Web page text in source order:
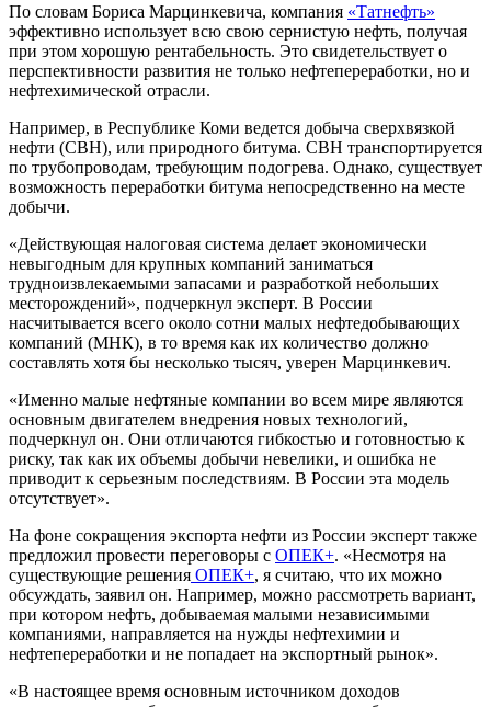
По словам Бориса Марцинкевича, компания «Татнефть»
эффективно использует всю свою сернистую нефть, получая
при этом хорошую рентабельность. Это свидетельствует о
перспективности развития не только нефтепереработки, но и
нефтехимической отрасли.
Например, в Республике Коми ведется добыча сверхвязкой
нефти (СВН), или природного битума. СВН транспортируется
по трубопроводам, требующим подогрева. Однако, существует
возможность переработки битума непосредственно на месте
добычи.
«Действующая налоговая система делает экономически
невыгодным для крупных компаний заниматься
трудноизвлекаемыми запасами и разработкой небольших
месторождений», подчеркнул эксперт. В России
насчитывается всего около сотни малых нефтедобывающих
компаний (МНК), в то время как их количество должно
составлять хотя бы несколько тысяч, уверен Марцинкевич.
«Именно малые нефтяные компании во всем мире являются
основным двигателем внедрения новых технологий,
подчеркнул он. Они отличаются гибкостью и готовностью к
риску, так как их объемы добычи невелики, и ошибка не
приводит к серьезным последствиям. В России эта модель
отсутствует».
На фоне сокращения экспорта нефти из России эксперт также
предложил провести переговоры с ОПЕК+. «Несмотря на
существующие решения ОПЕК+, я считаю, что их можно
обсуждать, заявил он. Например, можно рассмотреть вариант,
при котором нефть, добываемая малыми независимыми
компаниями, направляется на нужды нефтехимии и
нефтепереработки и не попадает на экспортный рынок».
«В настоящее время основным источником доходов